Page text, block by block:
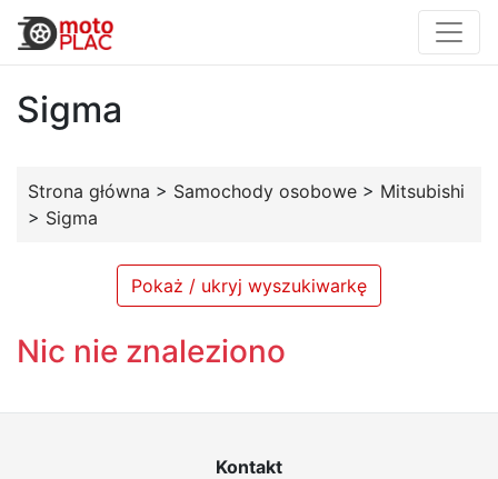
Sigma
Strona główna > Samochody osobowe > Mitsubishi
> Sigma
Pokaż / ukryj wyszukiwarkę
Nic nie znaleziono
Kontakt